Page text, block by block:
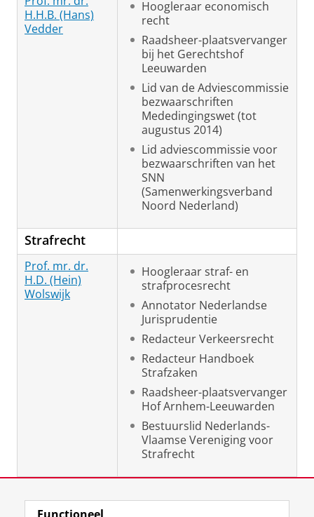
H.H.B. (Hans)
Vedder
Hoogleraar economisch
recht
Raadsheer-plaatsvervanger
bij het Gerechtshof
Leeuwarden
Lid van de Adviescommissie
bezwaarschriften
Mededingingswet (tot
augustus 2014)
Lid adviescommissie voor
bezwaarschriften van het
SNN
(Samenwerkingsverband
Noord Nederland)
Strafrecht
Prof. mr. dr.
H.D. (Hein)
Wolswijk
Hoogleraar straf- en
strafprocesrecht
Annotator Nederlandse
Jurisprudentie
Redacteur Verkeersrecht
Redacteur Handboek
Strafzaken
Raadsheer-plaatsvervanger
Hof Arnhem-Leeuwarden
Bestuurslid Nederlands-
Vlaamse Vereniging voor
Strafrecht
Laatst gewijzigd: 18 juli 2023 10:38